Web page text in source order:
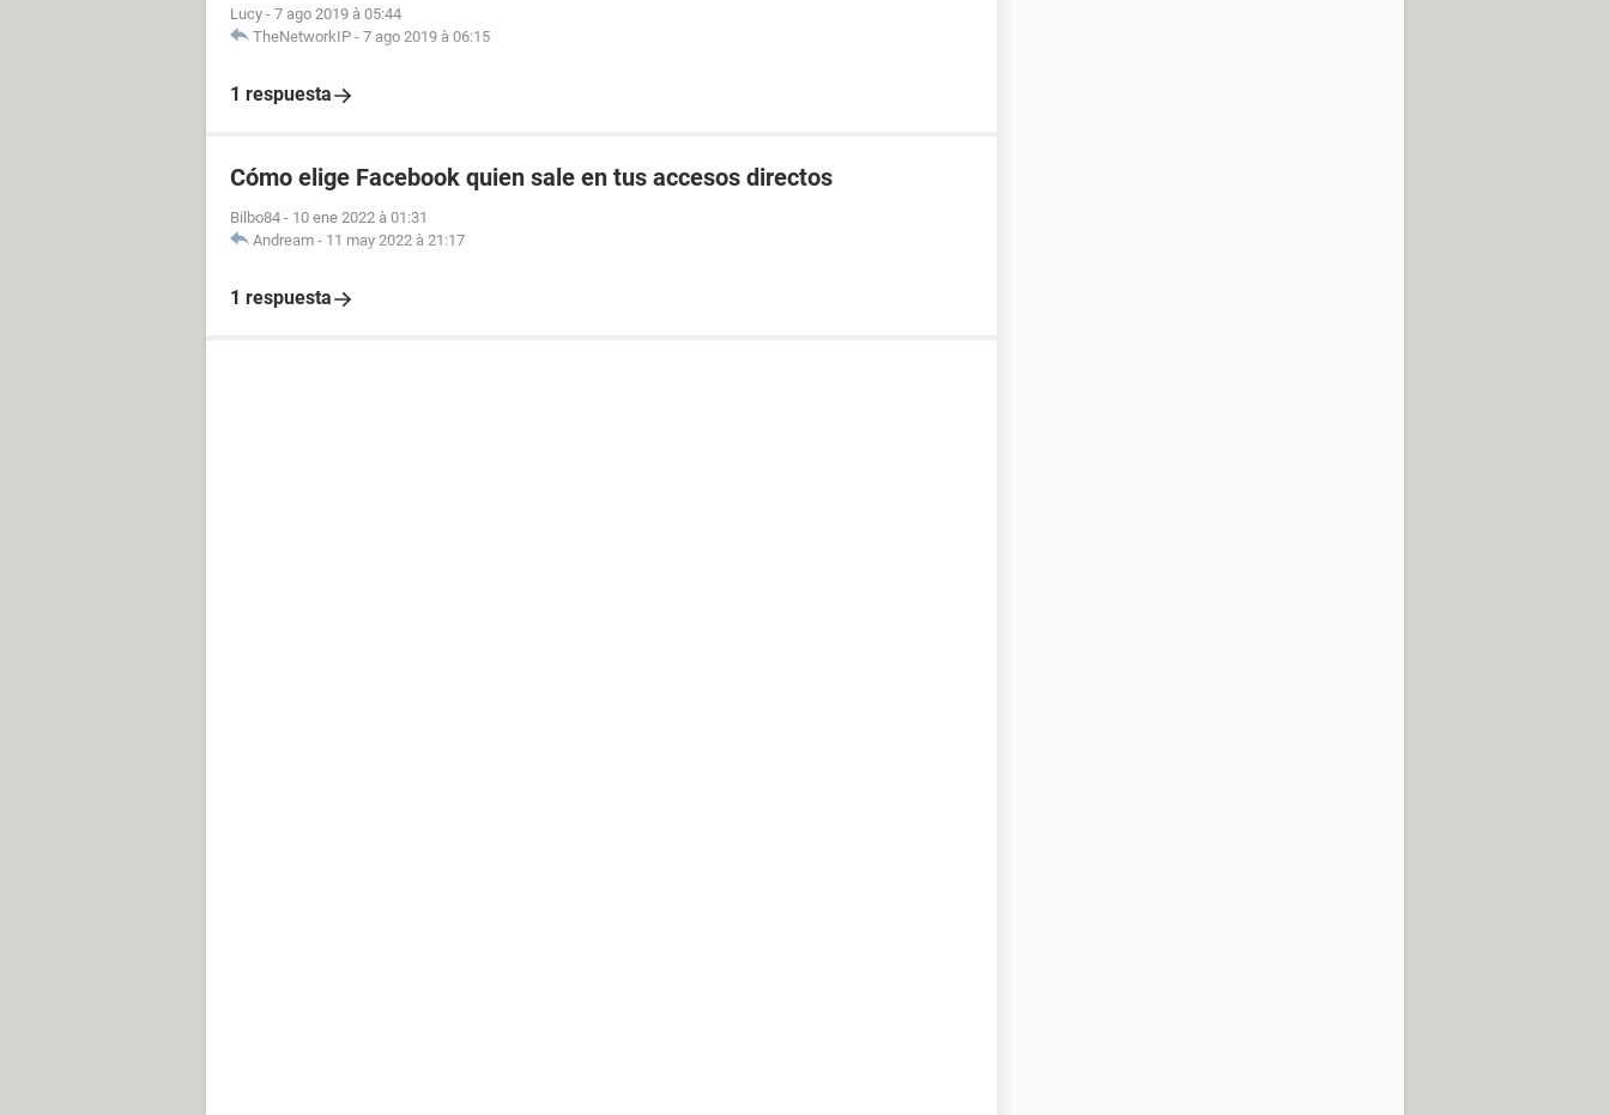
Lucy - 7 ago 2019 à 05:44
TheNetworkIP - 7 ago 2019 à 06:15
1 respuesta
Cómo elige Facebook quien sale en tus accesos directos
Bilbo84 - 10 ene 2022 à 01:31
Andream - 11 may 2022 à 21:17
1 respuesta